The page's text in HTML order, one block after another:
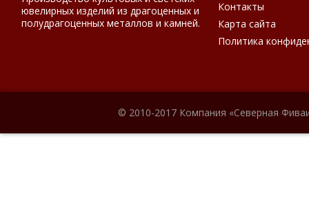
ювелирных изделий из драгоценных и
полудрагоценных металлов и камней.
Контакты
Карта сайта
Политика
© 2010-2017 Компания «Северная